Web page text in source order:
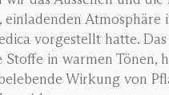
Atmosphäre
vorgestellt hatte.
in warmen Tönen,
Wirkung von